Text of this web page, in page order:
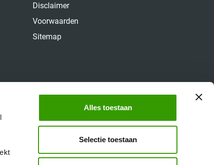
Alles toestaan
Selectie toestaan
Disclaimer
Voorwaarden
Sitemap